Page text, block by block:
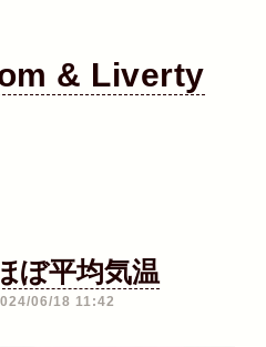
& Liverty
ぼ平均気温
06/18 11:42